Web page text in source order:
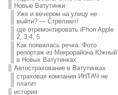
Новые Ватутинки
Уже и вечером на улицу не
выйти? — Стреляют!
где отремонтировать iPhon Apple
2, 3,4, 5
Как появилась речка. Фото
репортаж из Микрорайона Южный
в Новых Ватутинках
Автострахование в Ватутинках
страховая компания ИНТАЧ не
платит
история